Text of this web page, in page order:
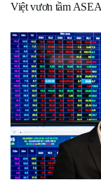
Việt vươn tầm